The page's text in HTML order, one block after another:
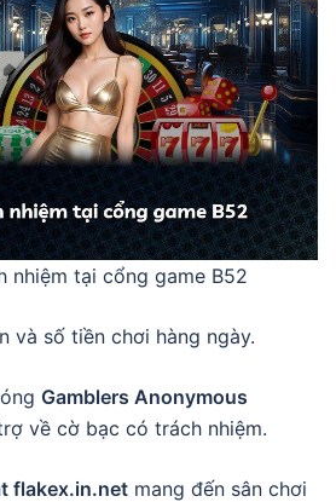
nhiệm tại cổng game B52
và số tiền chơi hàng ngày.
Gamblers Anonymous
về cờ bạc có trách nhiệm.
flakex.in.net mang đến sân chơi